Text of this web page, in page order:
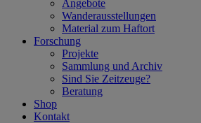
Angebote
Wanderausstellungen
Material zum Haftort
Forschung
Projekte
Sammlung und Archiv
Sind Sie Zeitzeuge?
Beratung
Shop
Kontakt